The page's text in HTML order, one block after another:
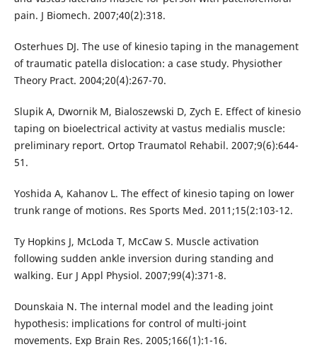
pain. J Biomech. 2007;40(2):318.
Osterhues DJ. The use of kinesio taping in the management
of traumatic patella dislocation: a case study. Physiother
Theory Pract. 2004;20(4):267-70.
Slupik A, Dwornik M, Bialoszewski D, Zych E. Effect of kinesio
taping on bioelectrical activity at vastus medialis muscle:
preliminary report. Ortop Traumatol Rehabil. 2007;9(6):644-
51.
Yoshida A, Kahanov L. The effect of kinesio taping on lower
trunk range of motions. Res Sports Med. 2011;15(2:103-12.
Ty Hopkins J, McLoda T, McCaw S. Muscle activation
following sudden ankle inversion during standing and
walking. Eur J Appl Physiol. 2007;99(4):371-8.
Dounskaia N. The internal model and the leading joint
hypothesis: implications for control of multi-joint
movements. Exp Brain Res. 2005;166(1):1-16.